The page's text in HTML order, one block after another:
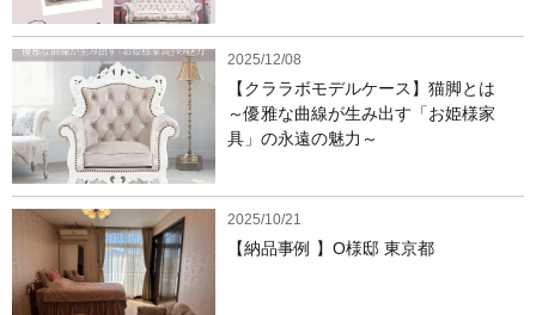
2025/12/08
【クララボモデルケース】猫脚とは
～優雅な曲線が生み出す「お姫様家
具」の永遠の魅力～
2025/10/21
【納品事例 】O様邸 東京都